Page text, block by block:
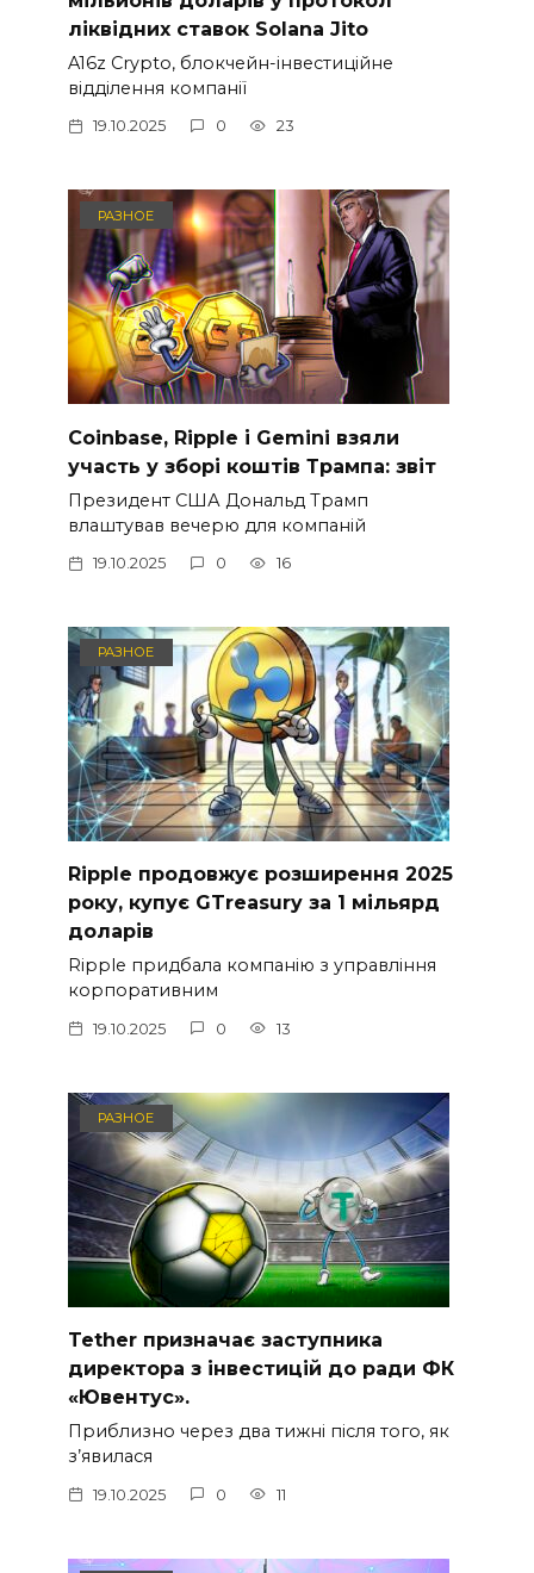
ліквідних ставок Solana Jito
A16z Crypto, блокчейн-інвестиційне
відділення компанії
19.10.2025 0 23
РАЗНОЕ
Coinbase, Ripple і Gemini взяли
участь у зборі коштів Трампа: звіт
Президент США Дональд Трамп
влаштував вечерю для компаній
19.10.2025 0 16
РАЗНОЕ
Ripple продовжує розширення 2025
року, купує GTreasury за 1 мільярд
доларів
Ripple придбала компанію з управління
корпоративним
19.10.2025 0 13
РАЗНОЕ
Tether призначає заступника
директора з інвестицій до ради ФК
«Ювентус».
Приблизно через два тижні після того, як
з’явилася
19.10.2025 0 11